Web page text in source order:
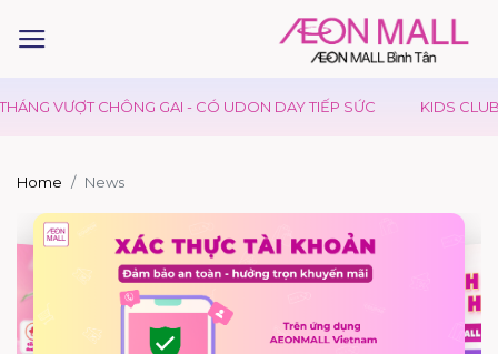
CHÔNG GAI - CÓ UDON DAY TIẾP SỨC KIDS CLUB - NGÀY
Home News